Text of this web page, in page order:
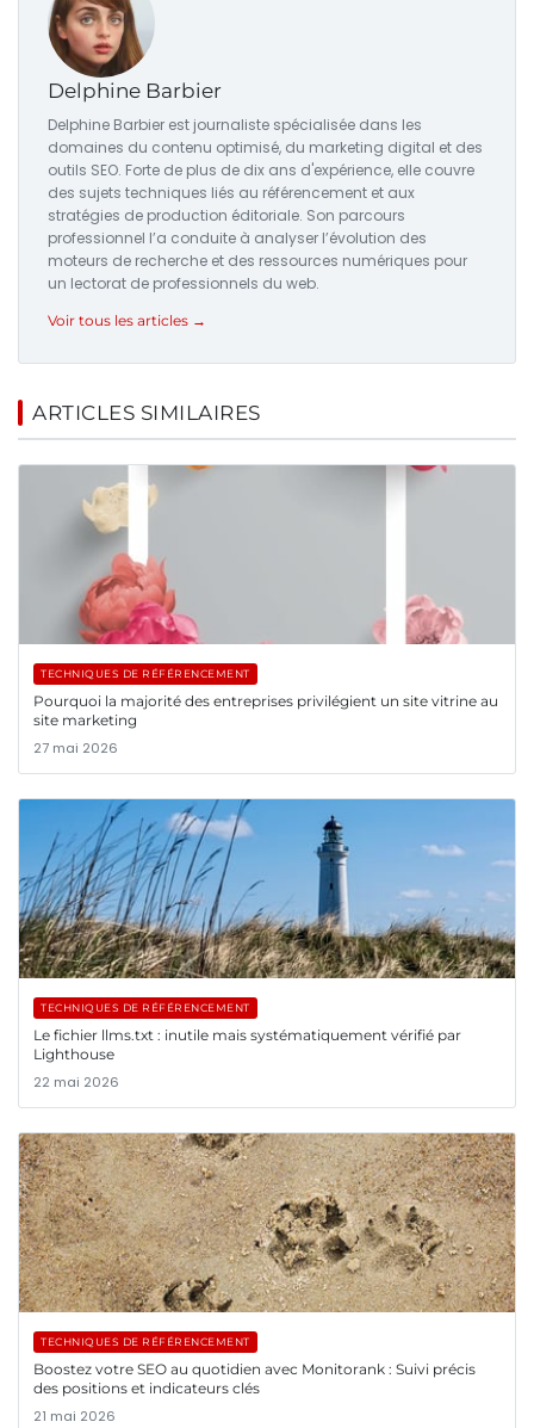
Delphine Barbier
Delphine Barbier est journaliste spécialisée dans les
domaines du contenu optimisé, du marketing digital et des
outils SEO. Forte de plus de dix ans d'expérience, elle couvre
des sujets techniques liés au référencement et aux
stratégies de production éditoriale. Son parcours
professionnel l’a conduite à analyser l’évolution des
moteurs de recherche et des ressources numériques pour
un lectorat de professionnels du web.
Voir tous les articles →
ARTICLES SIMILAIRES
TECHNIQUES DE RÉFÉRENCEMENT
Pourquoi la majorité des entreprises privilégient un site vitrine au
site marketing
27 mai 2026
TECHNIQUES DE RÉFÉRENCEMENT
Le fichier llms.txt : inutile mais systématiquement vérifié par
Lighthouse
22 mai 2026
TECHNIQUES DE RÉFÉRENCEMENT
Boostez votre SEO au quotidien avec Monitorank : Suivi précis
des positions et indicateurs clés
21 mai 2026